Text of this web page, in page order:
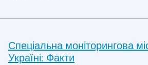
Спеціальна моніторингова
Україні: Факти